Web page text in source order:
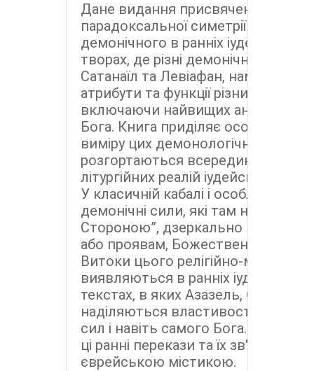
Дане видання присвячене
парадоксальної симетрії
демонічного в ранніх іудейських
творах, де різні демонічні істоти,
Сатанаїл та Левіафан,
атрибути та функції різних
включаючи найвищих ангелів і
Бога. Книга приділяє особливу
виміру цих демонологічних
розгортаються всередині
літургійних реалій іудейської
У класичній кабалі і особливо у
демонічні сили, які там
Стороною”, дзеркально
або проявам, Божественної
Витоки цього релігійно-
виявляються в ранніх іудейських
текстах, в яких Азазель, Сатанаїл
наділяються властивостями
сил і навіть самого Бога. “Подоба
ці ранні перекази та їх зв'язок із
єврейською містикою.